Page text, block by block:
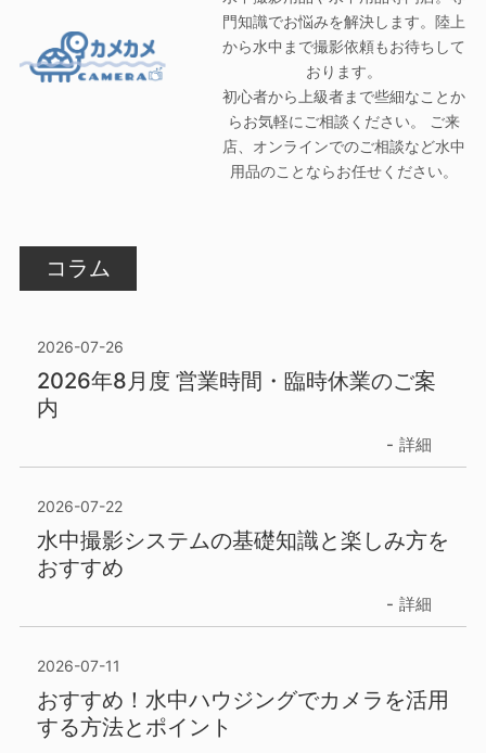
門知識でお悩みを解決します。陸上
から水中まで撮影依頼もお待ちして
おります。
初心者から上級者まで些細なことか
らお気軽にご相談ください。 ご来
店、オンラインでのご相談など水中
用品のことならお任せください。
コラム
2026-07-26
2026年8月度 営業時間・臨時休業のご案
内
詳細
2026-07-22
水中撮影システムの基礎知識と楽しみ方を
おすすめ
詳細
2026-07-11
おすすめ！水中ハウジングでカメラを活用
する方法とポイント